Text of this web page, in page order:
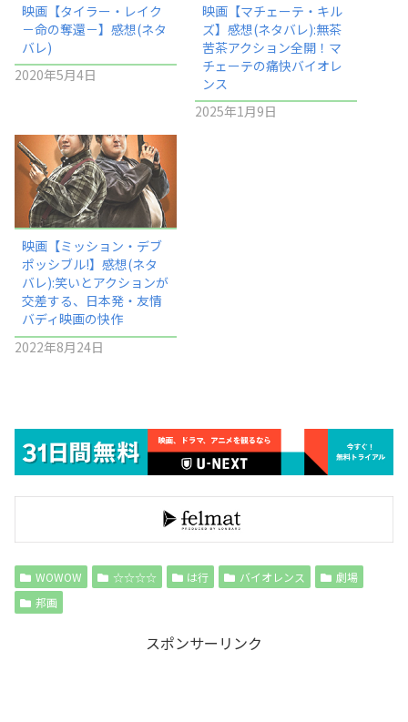
映画【タイラー・レイク
－命の奪還－】感想(ネタ
バレ)
2020年5月4日
映画【マチェーテ・キル
ズ】感想(ネタバレ):無茶
苦茶アクション全開！マ
チェーテの痛快バイオレ
ンス
2025年1月9日
映画【ミッション・デブ
ポッシブル!】感想(ネタ
バレ):笑いとアクションが
交差する、日本発・友情
バディ映画の快作
2022年8月24日
WOWOW ☆☆☆☆ は行 バイオレンス
劇場
邦画
スポンサーリンク